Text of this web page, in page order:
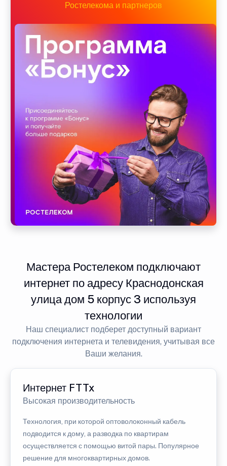
Ростелекома и партнеров
Мастера Ростелеком подключают
интернет по адресу Краснодонская
улица дом 5 корпус 3 используя
технологии
Наш специалист подберет доступный вариант
подключения интернета и телевидения, учитывая все
Ваши желания.
Интернет FTTx
Высокая производительность
Технология, при которой оптоволоконный кабель
подводится к дому, а разводка по квартирам
осуществляется с помощью витой пары. Популярное
решение для многоквартирных домов.